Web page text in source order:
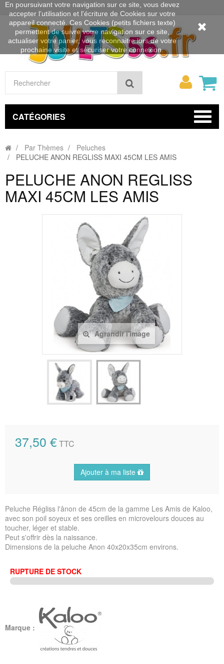
Rechercher
Mon
CATÉGORIES
Par Thèmes
Peluches
PELUCHE ANON REGLISS MAXI 45CM LES AMIS
PELUCHE ANON REGLISS
MAXI 45CM LES AMIS
Agrandir l'image
37,50 €TTC
Ajouter à ma liste
Peluche Régliss l'ânon de 45cm de la gamme Les Amis de Kaloo,
avec son poil soyeux et ses oreilles en microvelours douces au
toucher, léger et stable.
Peut s'offrir dès la naissance.
Dimensions de la peluche Anon 40x20x35cm environs.
RUPTURE DE STOCK
Marque :
En poursuivant votre navigation sur ce site, vous devez
accepter l’utilisation et l'écriture de Cookies sur votre
appareil connecté. Ces Cookies (petits fichiers texte)
permettent de suivre votre navigation sur ce site,
actualiser votre panier, vous reconnaitre lors de votre
prochaine visite et sécuriser votre connexion.